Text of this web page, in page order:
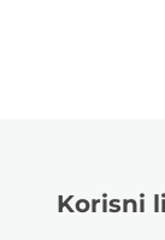
Korisni